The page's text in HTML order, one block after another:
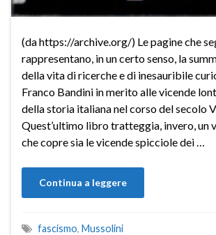
(da https://archive.org/) Le pagine che
rappresentano, in un certo senso, la
della vita di ricerche e di inesauribile
Franco Bandini in merito alle vicende
della storia italiana nel corso del secolo
Quest’ultimo libro tratteggia, invero, un
che copre sia le vicende spicciole dei …
Continua a leggere
fascismo, Mussolini